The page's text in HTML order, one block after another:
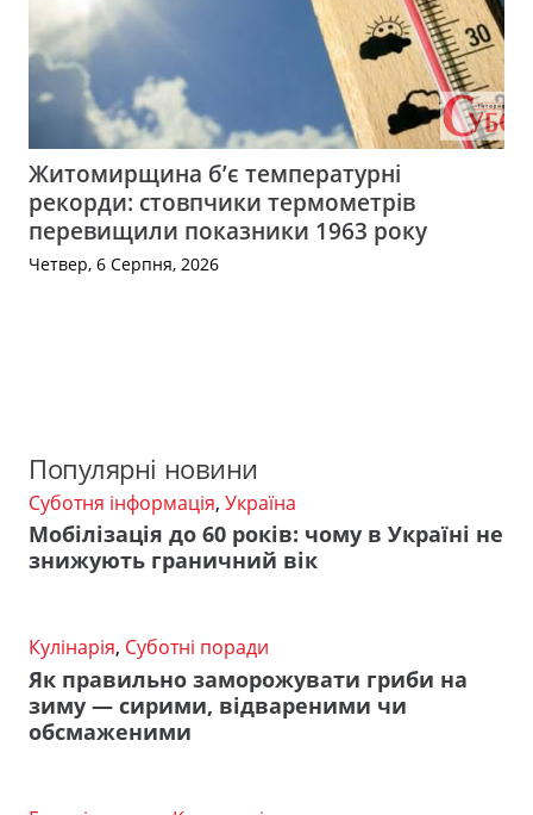
Житомирщина б’є температурні
рекорди: стовпчики термометрів
перевищили показники 1963 року
Четвер, 6 Серпня, 2026
Популярні новини
Суботня інформація, Україна
Мобілізація до 60 років: чому в Україні не
знижують граничний вік
Кулінарія, Суботні поради
Як правильно заморожувати гриби на
зиму — сирими, відвареними чи
обсмаженими